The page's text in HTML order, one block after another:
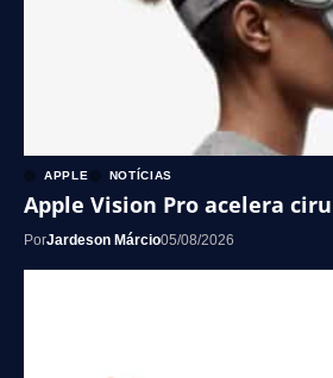
APPLE NOTÍCIAS
Apple Vision Pro acelera
PorJardeson Márcio05/08/2026